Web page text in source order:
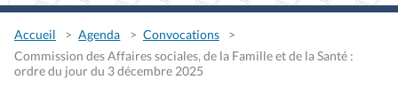
Accueil Agenda
Convocations
Commission des Affaires sociales, de la Famille et de la Santé :
ordre du jour du 3 décembre 2025